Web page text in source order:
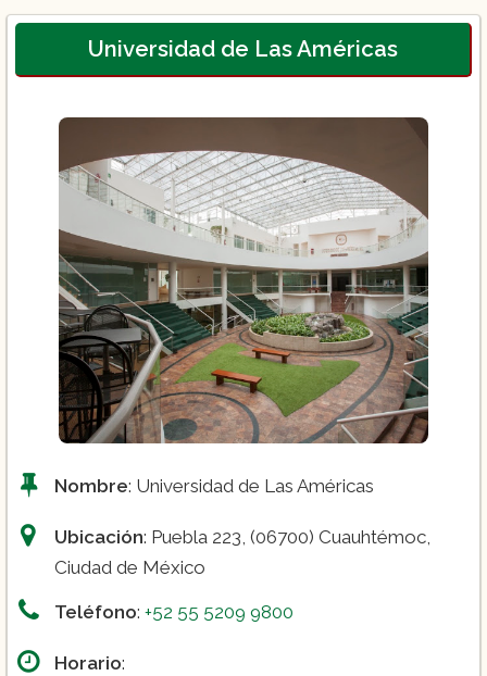
Diplomado en Terapias Cognitivo-
Conductuales
Maestría en Psicología Clínica
Universidad de Las Américas
Nombre: Universidad de Las Américas
Ubicación: Puebla 223, (06700) Cuauhtémoc,
Ciudad de México
Teléfono: +52 55 5209 9800
Horario: